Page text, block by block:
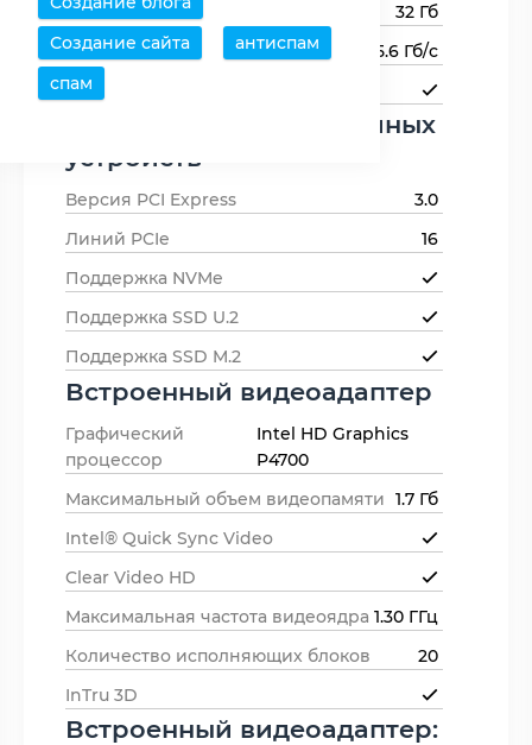
Создание сайта
антиспам
спам
Максимальный объем памяти
32 Гб
Пропускная способность памяти
25.6 Гб/с
Поддержка ECC-памяти
Поддержка периферийных
устройств
Версия PCI Express
3.0
Линий PCIe
16
Поддержка NVMe
Поддержка SSD U.2
Поддержка SSD M.2
Встроенный видеоадаптер
Графический
процессор
Intel HD Graphics
P4700
Максимальный объем видеопамяти 1.7 Гб
Intel® Quick Sync Video
Clear Video HD
Максимальная частота видеоядра 1.30 ГГц
Количество исполняющих блоков
20
InTru 3D
Встроенный видеоадаптер: